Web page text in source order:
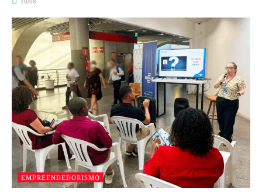
EMPREENDEDORISMO